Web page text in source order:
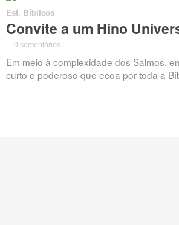
Est. Bíblicos
Convite a um Hino
0 comentários
Em meio à complexidade dos Salmos,
curto e poderoso que ecoa por toda a